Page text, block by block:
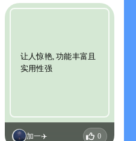
让人惊艳, 功能丰富且
实用性强
加一✈️ 0